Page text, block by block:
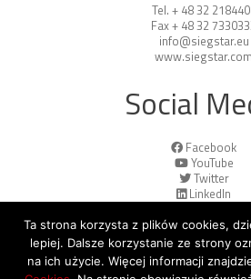
Tel. + 48 32
Fax + 48 32
info@siegstar.eu
www.siegstar.com
Social
Facebook
YouTube
Twitter
LinkedIn
Ta strona korzysta z plików cookies,
lepiej. Dalsze korzystanie ze strony
na ich użycie. Więcej informacji